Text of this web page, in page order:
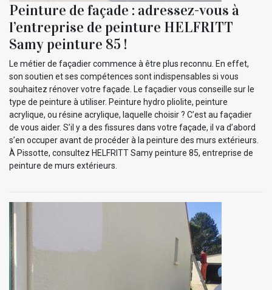
Peinture de façade : adressez-vous à
l’entreprise de peinture HELFRITT
Samy peinture 85 !
Le métier de façadier commence à être plus reconnu. En effet,
son soutien et ses compétences sont indispensables si vous
souhaitez rénover votre façade. Le façadier vous conseille sur le
type de peinture à utiliser. Peinture hydro pliolite, peinture
acrylique, ou résine acrylique, laquelle choisir ? C’est au façadier
de vous aider. S’il y a des fissures dans votre façade, il va d’abord
s’en occuper avant de procéder à la peinture des murs extérieurs.
À Pissotte, consultez HELFRITT Samy peinture 85, entreprise de
peinture de murs extérieurs.